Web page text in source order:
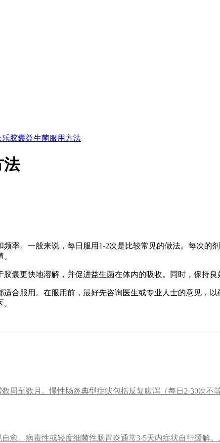
乐胶囊益生菌服用方法
法
率。一般来说，每日服用1-2次是比较常见的做法。每次的
囊更快地溶解，并促进益生菌在体内的吸收。同时，保持
合服用。在服用前，最好先咨询医生或专业人士的意见，
周至数月。慢性肠炎典型症状包括反复腹泻（每日2-30次
愈。病毒性或轻度细菌性肠胃炎通常3-5天内症状自行缓解